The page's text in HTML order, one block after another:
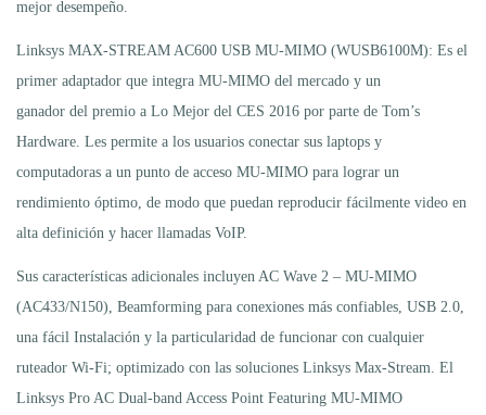
mejor desempeño.
Linksys MAX-STREAM AC600 USB MU-MIMO (WUSB6100M): Es el
primer adaptador que integra MU-MIMO del mercado y un
ganador del premio a Lo Mejor del CES 2016 por parte de Tom’s
Hardware. Les permite a los usuarios conectar sus laptops y
computadoras a un punto de acceso MU-MIMO para lograr un
rendimiento óptimo, de modo que puedan reproducir fácilmente video en
alta definición y hacer llamadas VoIP.
Sus características adicionales incluyen AC Wave 2 – MU-MIMO
(AC433/N150), Beamforming para conexiones más confiables, USB 2.0,
una fácil Instalación y la particularidad de funcionar con cualquier
ruteador Wi-Fi; optimizado con las soluciones Linksys Max-Stream. El
Linksys Pro AC Dual-band Access Point Featuring MU-MIMO